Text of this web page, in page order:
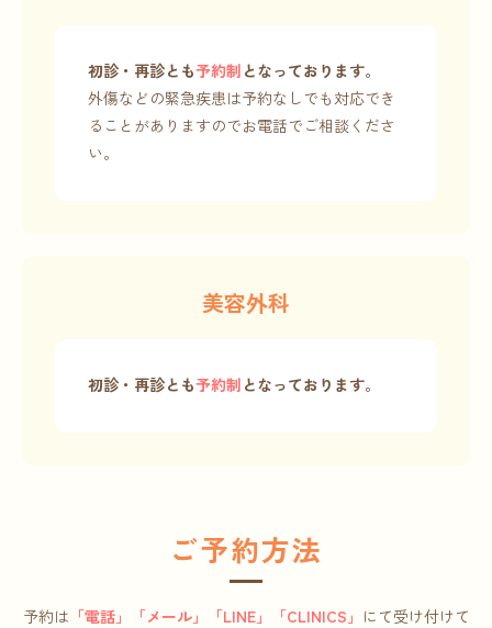
初診・再診とも予約制 となっております。
外傷などの緊急疾患は予約なしでも対応でき
ることがありますのでお電話でご相談くださ
い。
美容外科
初診・再診とも予約制 となっております。
ご予約方法
予約は 「電話」「メール」「LINE」「CLINICS」 にて受け付けて